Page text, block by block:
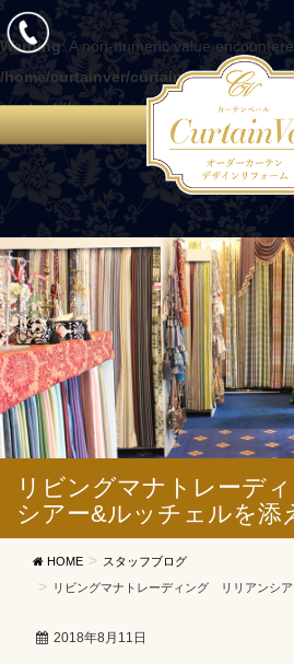
Warning: A non-numeric value
/home/curtainver/curtain-ver.com/
content/themes/curtain/functions.php
リビングマナトレーデ
シアー&ルッチェルを添
HOME
スタッフブログ
リビングマナトレーディング リリアンシ
2018年8月11日